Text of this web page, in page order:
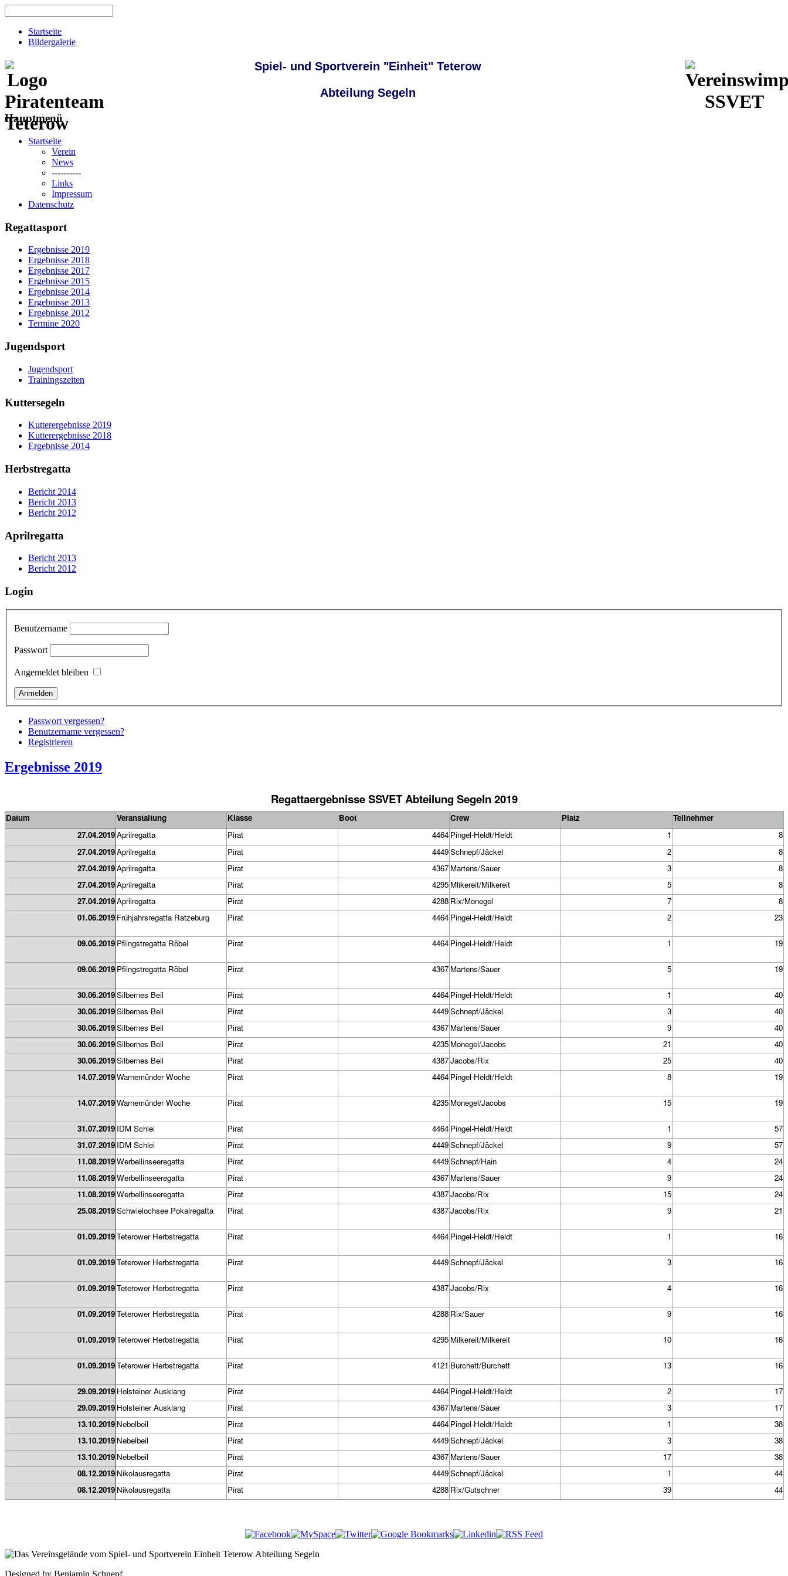
Startseite
Bildergalerie
Spiel- und Sportverein "Einheit" Teterow
Abteilung Segeln
Hauptmenü
Startseite
Verein
News
----------
Links
Impressum
Datenschutz
Regattasport
Ergebnisse 2019
Ergebnisse 2018
Ergebnisse 2017
Ergebnisse 2015
Ergebnisse 2014
Ergebnisse 2013
Ergebnisse 2012
Termine 2020
Jugendsport
Jugendsport
Trainingszeiten
Kuttersegeln
Kutterergebnisse 2019
Kutterergebnisse 2018
Ergebnisse 2014
Herbstregatta
Bericht 2014
Bericht 2013
Bericht 2012
Aprilregatta
Bericht 2013
Bericht 2012
Login
Benutzername
Passwort
Angemeldet bleiben
Passwort vergessen?
Benutzername vergessen?
Registrieren
Ergebnisse 2019
Regattaergebnisse SSVET Abteilung Segeln 2019
Datum Veranstaltung Klasse Boot Crew Platz
Teilnehmer
27.04.2019Aprilregatta Pirat 4464 Pingel-Heldt/Heldt 1
8
27.04.2019Aprilregatta Pirat 4449Schnepf/Jäckel 2
8
27.04.2019Aprilregatta Pirat 4367 Martens/Sauer 3
8
27.04.2019Aprilregatta Pirat 4295 Mlikereit/Milkereit 5
8
27.04.2019Aprilregatta Pirat 4288 Rix/Monegel 7
8
01.06.2019 Frühjahrsregatta Ratzeburg Pirat 4464 Pingel-Heldt/Heldt 2 23
09.06.2019 Pfiingstregatta Röbel Pirat 4464 Pingel-Heldt/Heldt 1 19
09.06.2019 Pfiingstregatta Röbel Pirat 4367 Martens/Sauer 5 19
30.06.2019Silbernes Beil Pirat 4464 Pingel-Heldt/Heldt 1
40
30.06.2019Silbernes Beil Pirat 4449Schnepf/Jäckel 3
40
30.06.2019Silbernes Beil Pirat 4367 Martens/Sauer 9
40
30.06.2019Silbernes Beil Pirat 4235 Monegel/Jacobs 21
40
30.06.2019Silbernes Beil Pirat 4387Jacobs/Rix 25
40
14.07.2019Warnemünder Woche Pirat 4464 Pingel-Heldt/Heldt 8 19
14.07.2019Warnemünder Woche Pirat 4235 Monegel/Jacobs 15 19
31.07.2019 IDM Schlei Pirat 4464 Pingel-Heldt/Heldt 1
57
31.07.2019 IDM Schlei Pirat 4449Schnepf/Jäckel 9
57
11.08.2019Werbellinseeregatta Pirat 4449Schnepf/Hain 4
24
11.08.2019Werbellinseeregatta Pirat 4367 Martens/Sauer 9
24
11.08.2019Werbellinseeregatta Pirat 4387Jacobs/Rix 15
24
25.08.2019Schwielochsee Pokalregatta Pirat 4387Jacobs/Rix 9 21
01.09.2019Teterower Herbstregatta Pirat 4464 Pingel-Heldt/Heldt 1 16
01.09.2019Teterower Herbstregatta Pirat 4449Schnepf/Jäckel 3 16
01.09.2019Teterower Herbstregatta Pirat 4387Jacobs/Rix 4 16
01.09.2019Teterower Herbstregatta Pirat 4288 Rix/Sauer 9 16
01.09.2019Teterower Herbstregatta Pirat 4295 Milkereit/Milkereit 10 16
01.09.2019Teterower Herbstregatta Pirat 4121 Burchett/Burchett 13 16
29.09.2019 Holsteiner Ausklang Pirat 4464 Pingel-Heldt/Heldt 2
17
29.09.2019 Holsteiner Ausklang Pirat 4367 Martens/Sauer 3
17
13.10.2019 Nebelbeil Pirat 4464 Pingel-Heldt/Heldt 1
38
13.10.2019 Nebelbeil Pirat 4449Schnepf/Jäckel 3
38
13.10.2019 Nebelbeil Pirat 4367 Martens/Sauer 17
38
08.12.2019 Nikolausregatta Pirat 4449Schnepf/Jäckel 1
44
08.12.2019 Nikolausregatta Pirat 4288 Rix/Gutschner 39 44
Designed by Benjamin Schnepf.